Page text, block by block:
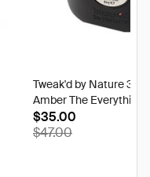
Tweak'd by Nature 3
Amber The Everything
$35.00
$47.00